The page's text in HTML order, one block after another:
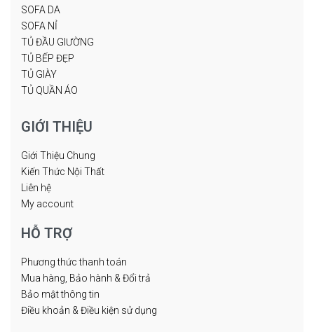
SOFA DA
SOFA NỈ
TỦ ĐẦU GIƯỜNG
TỦ BẾP ĐẸP
TỦ GIÀY
TỦ QUẦN ÁO
GIỚI THIỆU
Giới Thiệu Chung
Kiến Thức Nội Thất
Liên hệ
My account
HỖ TRỢ
Phương thức thanh toán
Mua hàng, Bảo hành & Đổi trả
Bảo mật thông tin
Điều khoản & Điều kiện sử dụng